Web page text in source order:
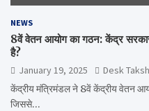
NEWS
8वें वेतन आयोग का गठन: केंद्र
है?
January 19, 2025
Desk
केंद्रीय मंत्रिमंडल ने 8वें केंद्रीय वेतन
जिससे…